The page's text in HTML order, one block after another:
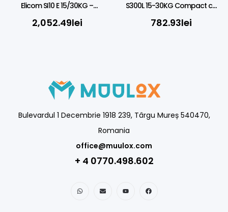
Elicom SI10 E 15/30KG –
30X30CM
2,052.49lei
S300L 15-30KG Compact cu
Brat – Negru/Alb
782.93lei
Bulevardul 1 Decembrie 1918 239, Târgu Mureș 540470,
Romania
office@muulox.com
+ 4 0770.498.602